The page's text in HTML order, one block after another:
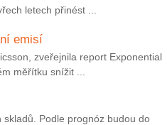
letech přinést ...
emisí
zveřejnila report Exponential
měřítku snížit ...
Podle prognóz budou do